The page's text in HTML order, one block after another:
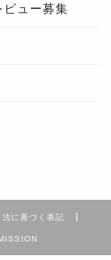
ビュー募集
に基づく表記